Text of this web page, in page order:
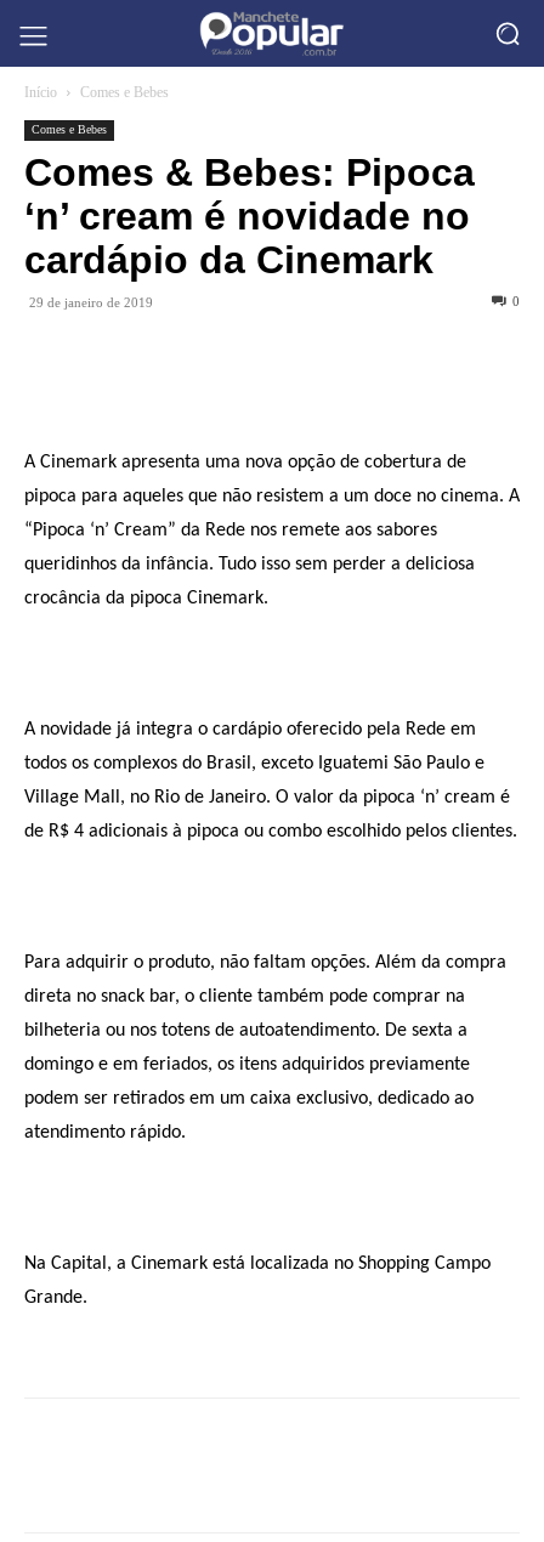
Início Comes e Bebes
Comes e Bebes
Comes & Bebes: Pipoca
‘n’ cream é novidade no
cardápio da Cinemark
29 de janeiro de 2019 0
A Cinemark apresenta uma nova opção de cobertura de
pipoca para aqueles que não resistem a um doce no cinema. A
“Pipoca ‘n’ Cream” da Rede nos remete aos sabores
queridinhos da infância. Tudo isso sem perder a deliciosa
crocância da pipoca Cinemark.
A novidade já integra o cardápio oferecido pela Rede em
todos os complexos do Brasil, exceto Iguatemi São Paulo e
Village Mall, no Rio de Janeiro. O valor da pipoca ‘n’ cream é
de R$ 4 adicionais à pipoca ou combo escolhido pelos clientes.
Para adquirir o produto, não faltam opções. Além da compra
direta no snack bar, o cliente também pode comprar na
bilheteria ou nos totens de autoatendimento. De sexta a
domingo e em feriados, os itens adquiridos previamente
podem ser retirados em um caixa exclusivo, dedicado ao
atendimento rápido.
Na Capital, a Cinemark está localizada no Shopping Campo
Grande.